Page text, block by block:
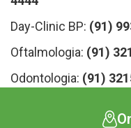
Day-Clinic BP: (91)
Oftalmologia: (91)
Odontologia: (91)